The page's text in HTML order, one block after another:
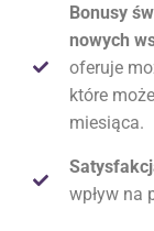
Bonusy
nowych
oferuje
które
miesiąca.
wpływ na